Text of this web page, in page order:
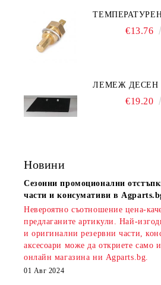
€13.76
ЛЕМЕЖ ДЕСЕН
€19.20
Новини
Сезонни промоционални
части и консумативи в
Невероятно съотношение цена-
предлаганите артикули. Най-
и оригинални резервни части,
аксесоари може да откриете само
онлайн магазина ни Agparts.bg.
01 Авг 2024